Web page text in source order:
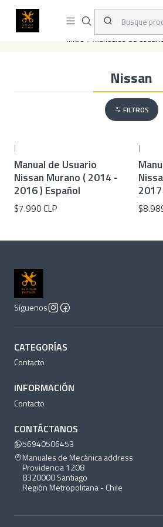
Este es el texto del slide
Inicio Manuales de
Nissan
FILTROS
|
Manual de Usuario
Nissan Murano ( 2014 -
2016 ) Español
$7.990 CLP
|
Síguenos
CATEGORÍAS
Contacto
INFORMACIÓN
Contacto
CONTÁCTANOS
56940506453
Manuales de Mecánica address
Providencia 1208
8320000 Santiago
Región Metropolitana - Chile